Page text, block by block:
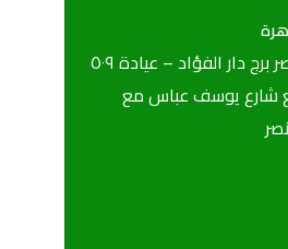
مدينة نصر برج دار الفؤاد – عيادة ٥٠٩
شارع يوسف عباس مع